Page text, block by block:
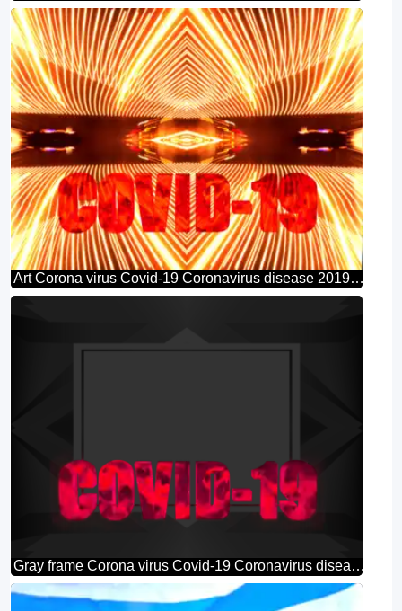
Art Corona virus Covid-19 Coronavirus disease 2019 2020
Gray frame Corona virus Covid-19 Coronavirus disease 2019 2020